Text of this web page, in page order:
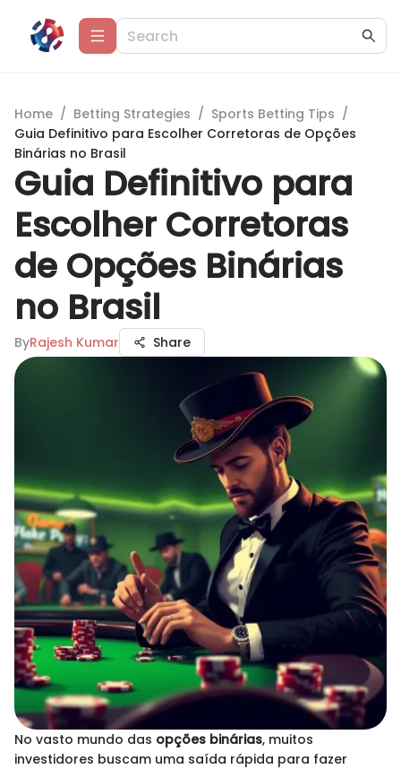
Home / Betting Strategies / Sports Betting Tips /
Guia Definitivo para Escolher Corretoras de Opções
Binárias no Brasil
Guia Definitivo para
Escolher Corretoras
de Opções Binárias
no Brasil
ByRajesh Kumar Share
No vasto mundo das opções binárias, muitos
investidores buscam uma saída rápida para fazer